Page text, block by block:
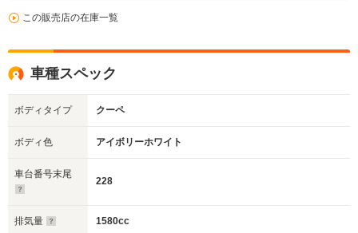
この販売店の在庫一覧
車種スペック
ボディタイプ クーペ
ボディ色 アイボリーホワイト
車台番号末尾
228
排気量 1580cc